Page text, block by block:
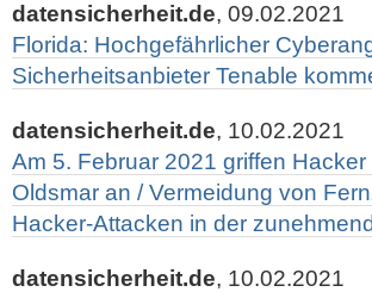
datensicherheit.de, 09.02.2021
Florida: Hochgefährlicher
Sicherheitsanbieter Tenable
datensicherheit.de, 10.02.2021
Am 5. Februar 2021 griffen
Oldsmar an / Vermeidung von
Hacker-Attacken in der
datensicherheit.de, 10.02.2021